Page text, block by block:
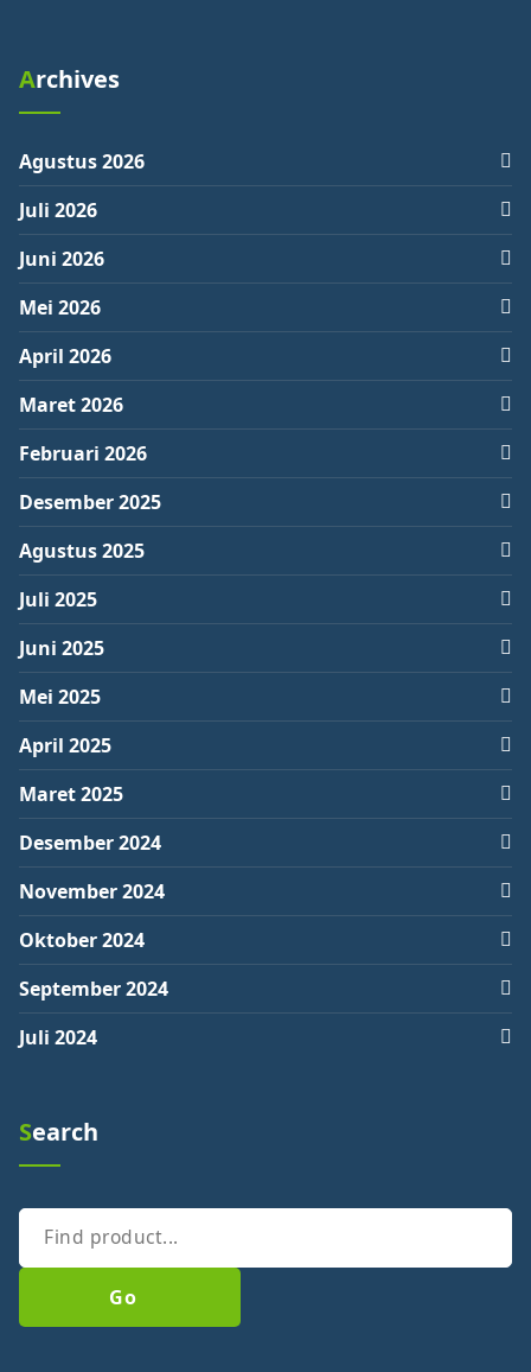
Archives
Agustus 2026
Juli 2026
Juni 2026
Mei 2026
April 2026
Maret 2026
Februari 2026
Desember 2025
Agustus 2025
Juli 2025
Juni 2025
Mei 2025
April 2025
Maret 2025
Desember 2024
November 2024
Oktober 2024
September 2024
Juli 2024
Search
Go